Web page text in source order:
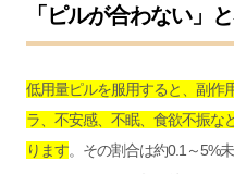
「ピルが合わない」
低用量ピルを服用すると、副作
ラ、不安感、不眠、食欲不振な
ります。その割合は約0.1～5%